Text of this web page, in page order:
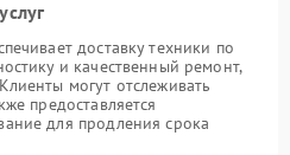
доставку техники по
и качественный ремонт,
могут отслеживать
предоставляется
для продления срока